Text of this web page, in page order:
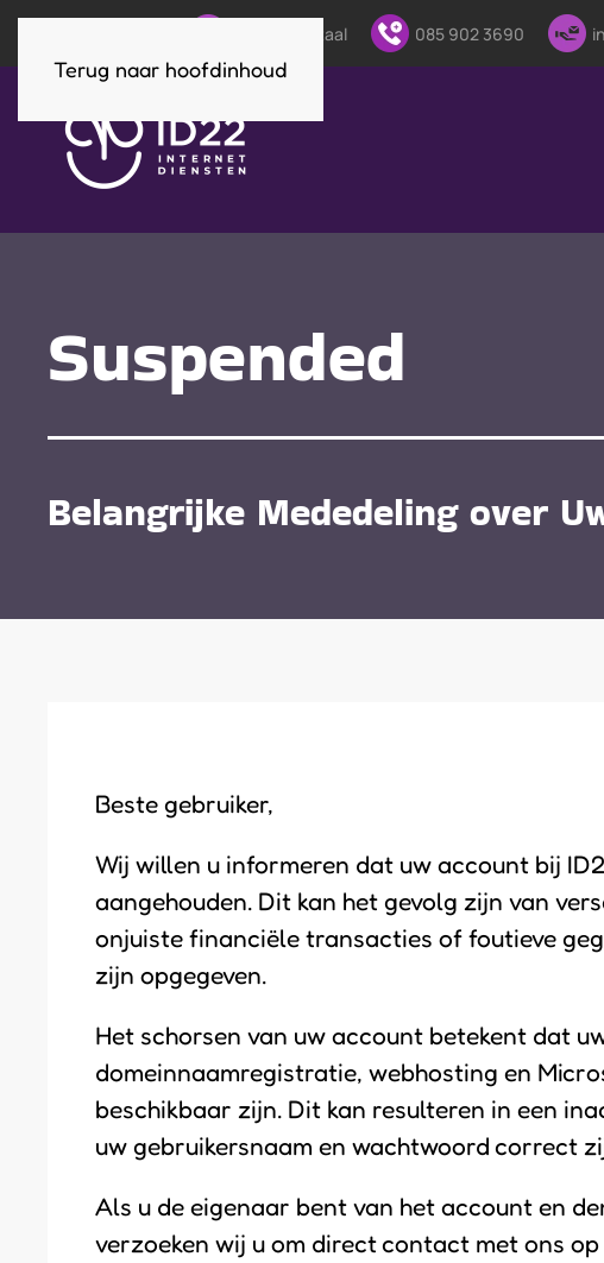
Terug naar hoofdinhoud
Klantenportaal 085 902 3690
Suspended
Belangrijke Mededeling over
Beste gebruiker,
Wij willen u informeren dat uw account bij
aangehouden. Dit kan het gevolg zijn van
onjuiste financiële transacties of foutieve
zijn opgegeven.
Het schorsen van uw account betekent dat
domeinnaamregistratie, webhosting en
beschikbaar zijn. Dit kan resulteren in een
uw gebruikersnaam en wachtwoord correct
Als u de eigenaar bent van het account en
verzoeken wij u om direct contact met ons